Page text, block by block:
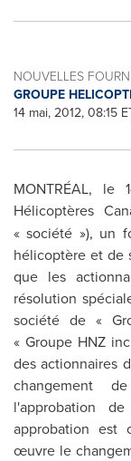
NOUVELLES
GROUPE
14 mai, 2012, 08:15
MONTRÉAL,
Hélicoptères
« société »), un
hélicoptère et de
que les
résolution
société de «
« Groupe HNZ
des actionnaires
changement
l'approbation
approbation est
œuvre le